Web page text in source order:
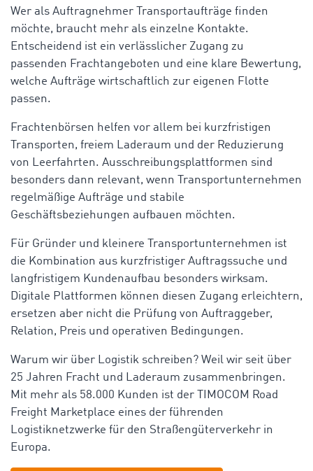
Wer als Auftragnehmer Transportaufträge finden
möchte, braucht mehr als einzelne Kontakte.
Entscheidend ist ein verlässlicher Zugang zu
passenden Frachtangeboten und eine klare Bewertung,
welche Aufträge wirtschaftlich zur eigenen Flotte
passen.
Frachtenbörsen helfen vor allem bei kurzfristigen
Transporten, freiem Laderaum und der Reduzierung
von Leerfahrten. Ausschreibungsplattformen sind
besonders dann relevant, wenn Transportunternehmen
regelmäßige Aufträge und stabile
Geschäftsbeziehungen aufbauen möchten.
Für Gründer und kleinere Transportunternehmen ist
die Kombination aus kurzfristiger Auftragssuche und
langfristigem Kundenaufbau besonders wirksam.
Digitale Plattformen können diesen Zugang erleichtern,
ersetzen aber nicht die Prüfung von Auftraggeber,
Relation, Preis und operativen Bedingungen.
Warum wir über Logistik schreiben? Weil wir seit über
25 Jahren Fracht und Laderaum zusammenbringen.
Mit mehr als 58.000 Kunden ist der TIMOCOM Road
Freight Marketplace eines der führenden
Logistiknetzwerke für den Straßengüterverkehr in
Europa.